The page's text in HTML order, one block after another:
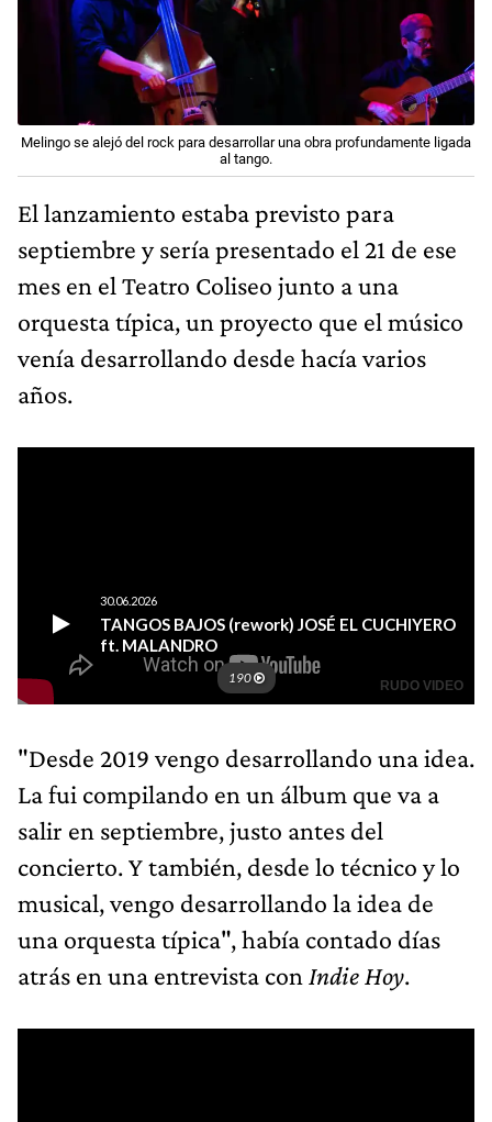
Melingo se alejó del rock para desarrollar una obra profundamente ligada
al tango.
El lanzamiento estaba previsto para
septiembre y sería presentado el 21 de ese
mes en el Teatro Coliseo junto a una
orquesta típica, un proyecto que el músico
venía desarrollando desde hacía varios
años.
"Desde 2019 vengo desarrollando una idea.
La fui compilando en un álbum que va a
salir en septiembre, justo antes del
concierto. Y también, desde lo técnico y lo
musical, vengo desarrollando la idea de
una orquesta típica", había contado días
atrás en una entrevista con Indie Hoy.